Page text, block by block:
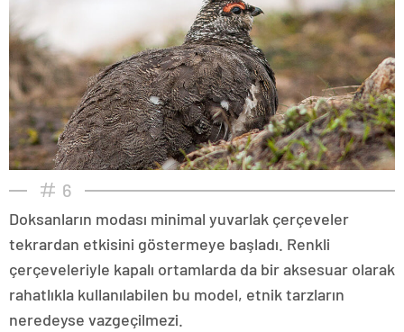
6
Doksanların modası minimal yuvarlak çerçeveler
tekrardan etkisini göstermeye başladı. Renkli
çerçeveleriyle kapalı ortamlarda da bir aksesuar olarak
rahatlıkla kullanılabilen bu model, etnik tarzların
neredeyse vazgeçilmezi.